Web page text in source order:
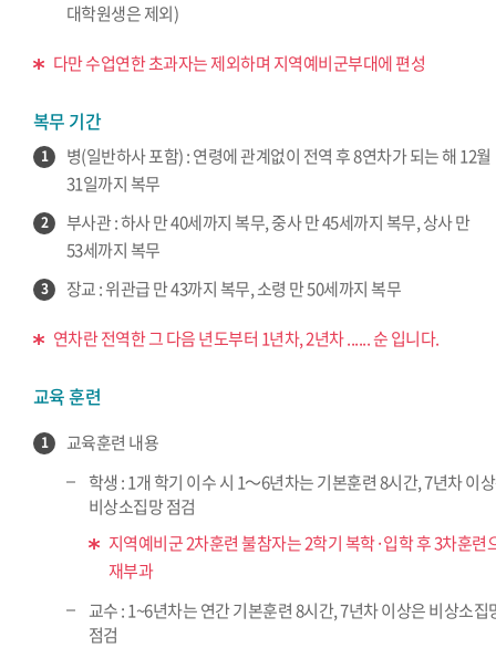
대학원생은 제외)
다만 수업연한 초과자는 제외하며 지역예비군부대에 편성
복무 기간
1
병(일반하사 포함) : 연령에 관계없이 전역 후 8연차가 되는 해 12월
31일까지 복무
2
부사관 : 하사 만 40세까지 복무, 중사 만 45세까지 복무, 상사 만
53세까지 복무
3 장교 : 위관급 만 43까지 복무, 소령 만 50세까지 복무
연차란 전역한 그 다음 년도부터 1년차, 2년차 ...... 순 입니다.
교육 훈련
1
교육훈련 내용
학생 : 1개 학기 이수 시 1～6년차는 기본훈련 8시간, 7년차 이
비상소집망 점검
지역예비군 2차훈련 불참자는 2학기 복학·입학 후 3차훈련
재부과
교수 : 1~6년차는 연간 기본훈련 8시간, 7년차 이상은 비상소집
점검